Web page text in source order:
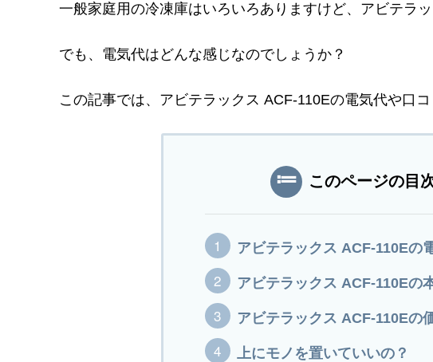
一般家庭用の冷凍庫はいろいろありますけど、アビテラ
でも、電気代はどんな感じなのでしょうか？
この記事では、アビテラックス ACF-110Eの電気代や口
このページの目
アビテラックス ACF-110Eの
アビテラックス ACF-110Eの
アビテラックス ACF-110Eの
上にモノを置いていいの？